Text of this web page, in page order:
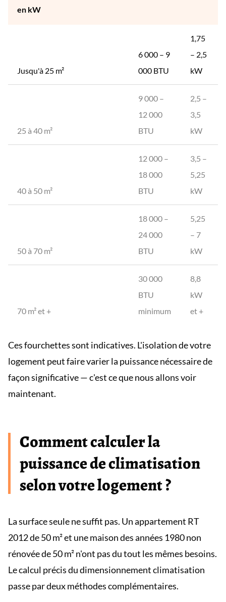
en kW
Jusqu'à 25 m²
6 000 – 9
000 BTU
1,75
– 2,5
kW
25 à 40 m²
9 000 –
12 000
BTU
2,5 –
3,5
kW
40 à 50 m²
12 000 –
18 000
BTU
3,5 –
5,25
kW
50 à 70 m²
18 000 –
24 000
BTU
5,25
– 7
kW
70 m² et +
30 000
BTU
minimum
8,8
kW
et +
Ces fourchettes sont indicatives. L'isolation de votre
logement peut faire varier la puissance nécessaire de
façon significative — c'est ce que nous allons voir
maintenant.
Comment calculer la
puissance de climatisation
selon votre logement ?
La surface seule ne suffit pas. Un appartement RT
2012 de 50 m² et une maison des années 1980 non
rénovée de 50 m² n'ont pas du tout les mêmes besoins.
Le calcul précis du dimensionnement climatisation
passe par deux méthodes complémentaires.